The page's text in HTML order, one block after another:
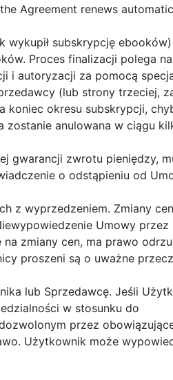
Agreement renews
wykupił subskrypcję ebooków)
Proces finalizacji polega na
i autoryzacji za pomocą
(lub strony trzeciej,
koniec okresu subskrypcji,
anulowana w ciągu
gwarancji zwrotu pieniędzy,
o odstąpieniu od
z wyprzedzeniem. Zmiany cen
Umowy przez
zmiany cen, ma prawo
proszeni są o uważne
lub Sprzedawcę. Jeśli
w stosunku do
przez
Użytkownik może